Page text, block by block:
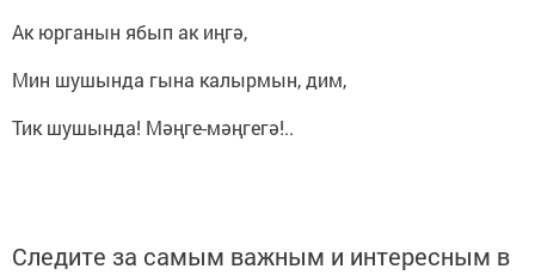
Ак юрганын ябып ак иңгә,
Мин шушында гына калырмын, дим,
Тик шушында! Мәңге-мәңгегә!..
Следите за самым важным и интересным в